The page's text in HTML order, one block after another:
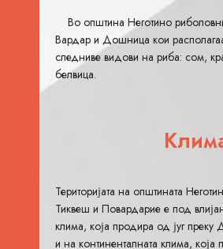
Во општина Неготино
Вардар и Дошница кои
следниве видови на риба: сом,
белвица.
Територијата на општината
Тиквеш и Повардарие е под
клима, која продира од југ преку
и на континенталната клима,